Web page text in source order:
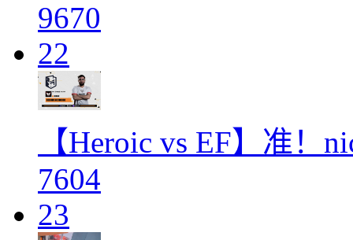
9670
22
【Heroic vs EF】准！
7604
23